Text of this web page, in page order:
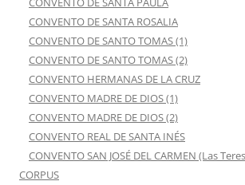
CONVENTO DE SANTA ROSALIA
CONVENTO DE SANTO TOMAS (1)
CONVENTO DE SANTO TOMAS (2)
CONVENTO HERMANAS DE LA CRUZ
CONVENTO MADRE DE DIOS (1)
CONVENTO MADRE DE DIOS (2)
CONVENTO REAL DE SANTA INÉS
CONVENTO SAN JOSÉ DEL CARMEN (Las
CORPUS